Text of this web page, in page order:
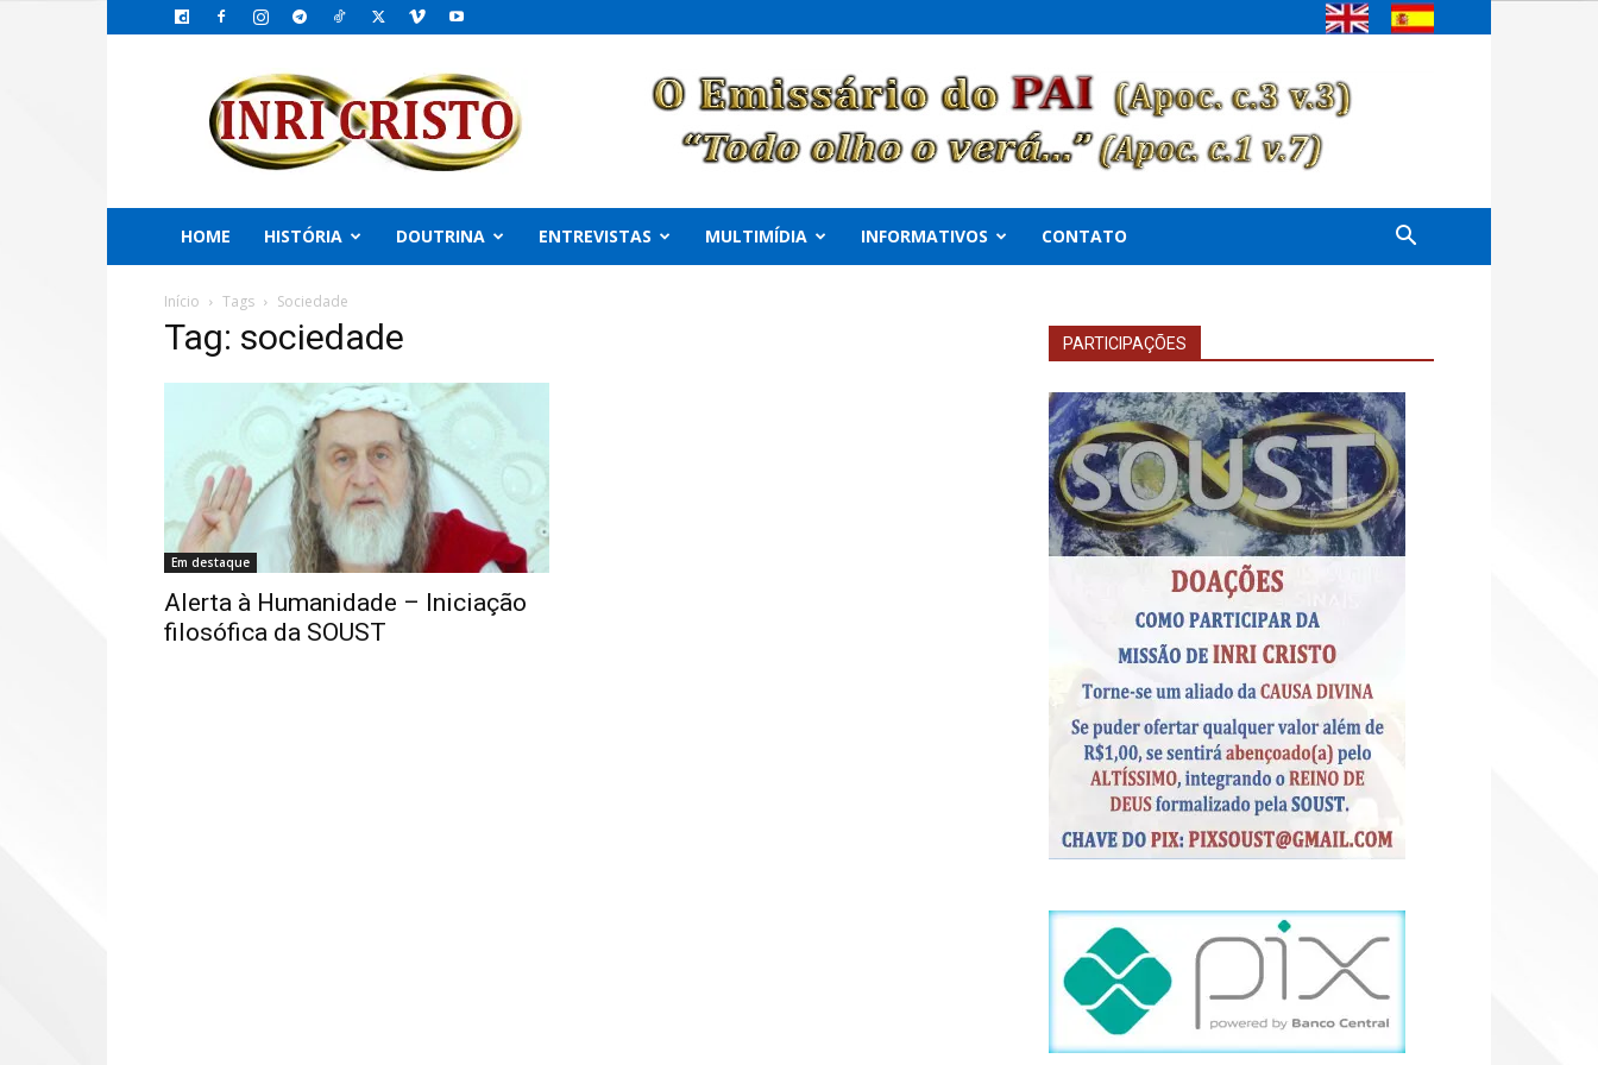
INRI
CRISTO,
Emissário
PAI
HOME
HISTÓRIA DOUTRINA ENTREVISTAS MULTIMÍDIA INFORMATIVOS CONTATO
Início Tags Sociedade
Tag: sociedade
Em destaque
Alerta à Humanidade – Iniciação
filosófica da SOUST
PARTICIPAÇÕES